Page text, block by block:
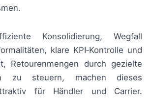
Konsolidierung, Wegfall
klare KPI‑Kontrolle und
Retourenmengen durch gezielte
zu steuern, machen dieses
für Händler und Carrier.